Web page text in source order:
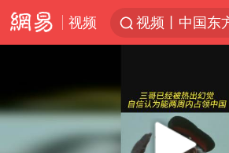
视频
白海豚将正面
香港宏福苑火